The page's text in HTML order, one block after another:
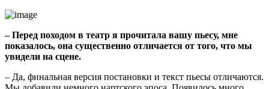
– Перед походом в театр я прочитала вашу пьесу, мне
показалось, она существенно отличается от того, что мы
увидели на сцене.
– Да, финальная версия постановки и текст пьесы отличаются.